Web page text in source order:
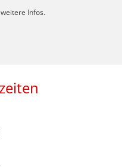
Infos.